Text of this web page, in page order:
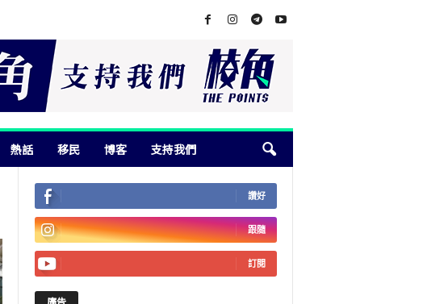
熱話 移民 博客 支持我們
讚好
跟隨
訂閱
廣告